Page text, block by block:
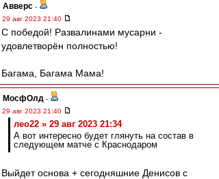
Авверс -
29 авг 2023 21:40
С победой! Развалинами мусарни -
удовлетворён полностью!
Багама, Багама Мама!
МосфОлд -
29 авг 2023 21:40
лео22 » 29 авг 2023 21:34
А вот интересно будет глянуть на состав в
следующем матче с Краснодаром
Выйдет основа + сегодняшние Денисов с